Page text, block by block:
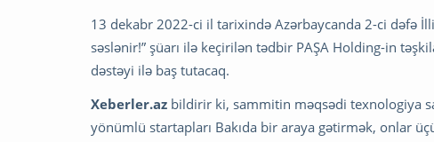
13 dekabr 2022-ci il tarixində Azərbaycanda 2-ci dəfə
səslənir!” şüarı ilə keçirilən tədbir PAŞA Holding-in
dəstəyi ilə baş tutacaq.
Xeberler.az bildirir ki, sammitin məqsədi texnologiya
yönümlü startapları Bakıda bir araya gətirmək, onlar